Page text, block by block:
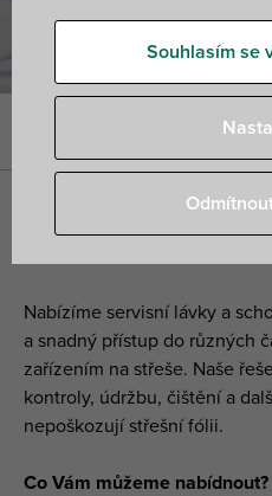
Konstrukce pro střešní
Nabízíme servisní lávky a
a snadný přístup do různých
zařízením na střeše. Naše
kontroly, údržbu, čištění a
nepoškozují střešní fólii.
Co Vám můžeme nabídnout?
Souhlasím se